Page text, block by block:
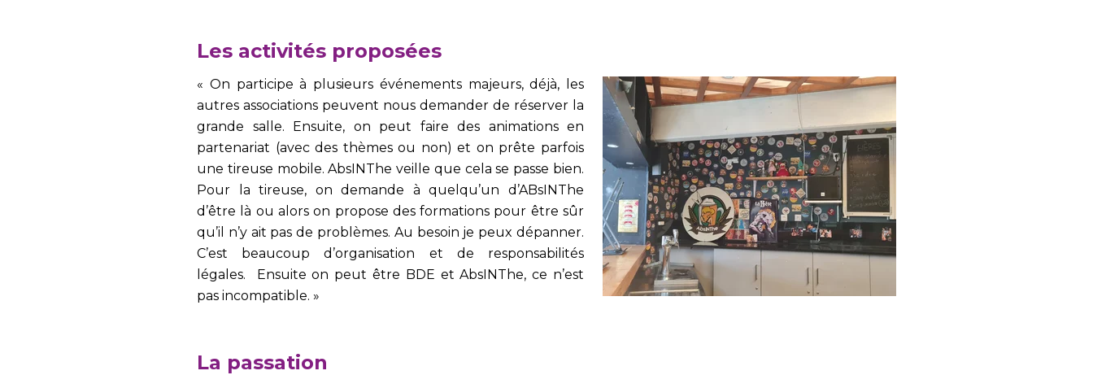
Les activités proposées
« On participe à plusieurs événements majeurs, déjà, les
autres associations peuvent nous demander de réserver la
grande salle. Ensuite, on peut faire des animations en
partenariat (avec des thèmes ou non) et on prête parfois
une tireuse mobile. AbsINThe veille que cela se passe bien.
Pour la tireuse, on demande à quelqu’un d’ABsINThe
d’être là ou alors on propose des formations pour être sûr
qu’il n’y ait pas de problèmes. Au besoin je peux dépanner.
C’est beaucoup d’organisation et de responsabilités
légales. Ensuite on peut être BDE et AbsINThe, ce n’est
pas incompatible. »
La passation